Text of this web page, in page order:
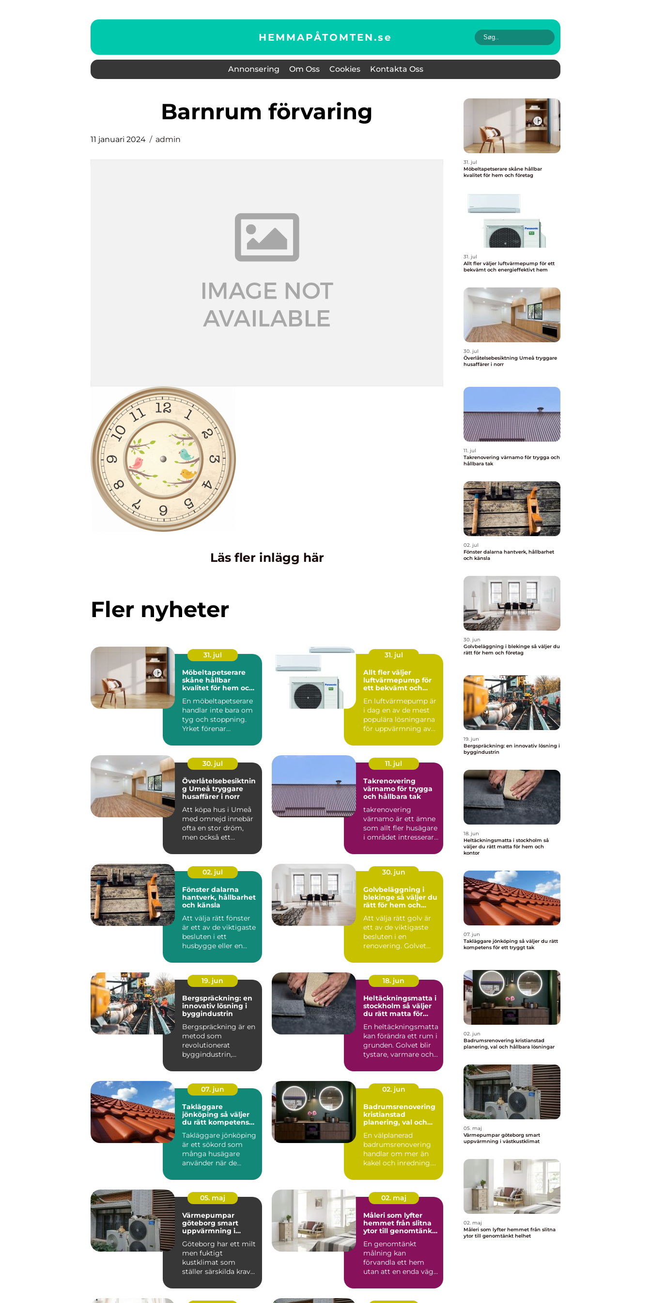
HEMMAPÅTOMTEN.se
Annonsering Om Oss Cookies Kontakta Oss
barnrum förvaring
11 januari 2024 admin
Läs fler inlägg här
Fler nyheter
31. jul
Möbeltapetserare
skåne hållbar
kvalitet för hem och
En möbeltapetserare
handlar inte bara om
tyg och stoppning.
Yrket förenar
och h...
31. jul
Allt fler väljer
luftvärmepump för
ett bekvämt och
En luftvärmepump är
i dag en av de mest
populära lösningarna
för uppvärmning av
30. jul
Överlåtelsebesiktnin
g Umeå tryggare
husaffärer i norr
Att köpa hus i Umeå
med omnejd innebär
ofta en stor dröm,
men också ett
risktagande. Klim...
11. jul
Takrenovering
värnamo för trygga
och hållbara tak
takrenovering
värnamo är ett ämne
som allt fler husägare
i området intresserar
02. jul
Fönster dalarna
hantverk, hållbarhet
och känsla
Att välja rätt fönster
är ett av de viktigaste
besluten i ett
husbygge eller en
30. jun
Golvbeläggning i
blekinge så väljer du
rätt för hem och
Att välja rätt golv är
ett av de viktigaste
besluten i en
renovering. Golvet
kän...
19. jun
Bergspräckning: en
innovativ lösning i
byggindustrin
Bergspräckning är en
metod som
revolutionerat
byggindustrin,
18. jun
Heltäckningsmatta i
stockholm så väljer
du rätt matta för
En heltäckningsmatta
kan förändra ett rum i
grunden. Golvet blir
tystare, varmare och
07. jun
Takläggare
jönköping så väljer
du rätt kompetens
Takläggare jönköping
är ett sökord som
många husägare
använder när de
tid take...
02. jun
Badrumsrenovering
kristianstad
planering, val och
En välplanerad
badrumsrenovering
handlar om mer än
kakel och inredning.
Kristia...
05. maj
Värmepumpar
göteborg smart
uppvärmning i
Göteborg har ett milt
men fuktigt
kustklimat som
ställer särskilda krav
bostäder...
02. maj
Måleri som lyfter
hemmet från slitna
ytor till genomtänkt
En genomtänkt
målning kan
förvandla ett hem
utan att en enda vägg
noggrant u...
31. jul
Möbeltapetserare skåne hållbar
kvalitet för hem och företag
31. jul
Allt fler väljer luftvärmepump för ett
bekvämt och energieffektivt hem
30. jul
Överlåtelsebesiktning Umeå tryggare
husaffärer i norr
11. jul
Takrenovering värnamo för trygga och
hållbara tak
02. jul
Fönster dalarna hantverk, hållbarhet
och känsla
30. jun
Golvbeläggning i blekinge så väljer du
rätt för hem och företag
19. jun
Bergspräckning: en innovativ lösning i
byggindustrin
18. jun
Heltäckningsmatta i stockholm så
väljer du rätt matta för hem och
kontor
07. jun
Takläggare jönköping så väljer du rätt
kompetens för ett tryggt tak
02. jun
Badrumsrenovering kristianstad
planering, val och hållbara lösningar
05. maj
Värmepumpar göteborg smart
uppvärmning i västkustklimat
02. maj
Måleri som lyfter hemmet från slitna
ytor till genomtänkt helhet